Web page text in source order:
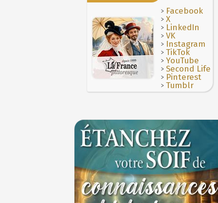
> Facebook
>X
> LinkedIn
>VK
> Instagram
>TikTok
>YouTube
>Second Life
> Pinterest
>Tumblr